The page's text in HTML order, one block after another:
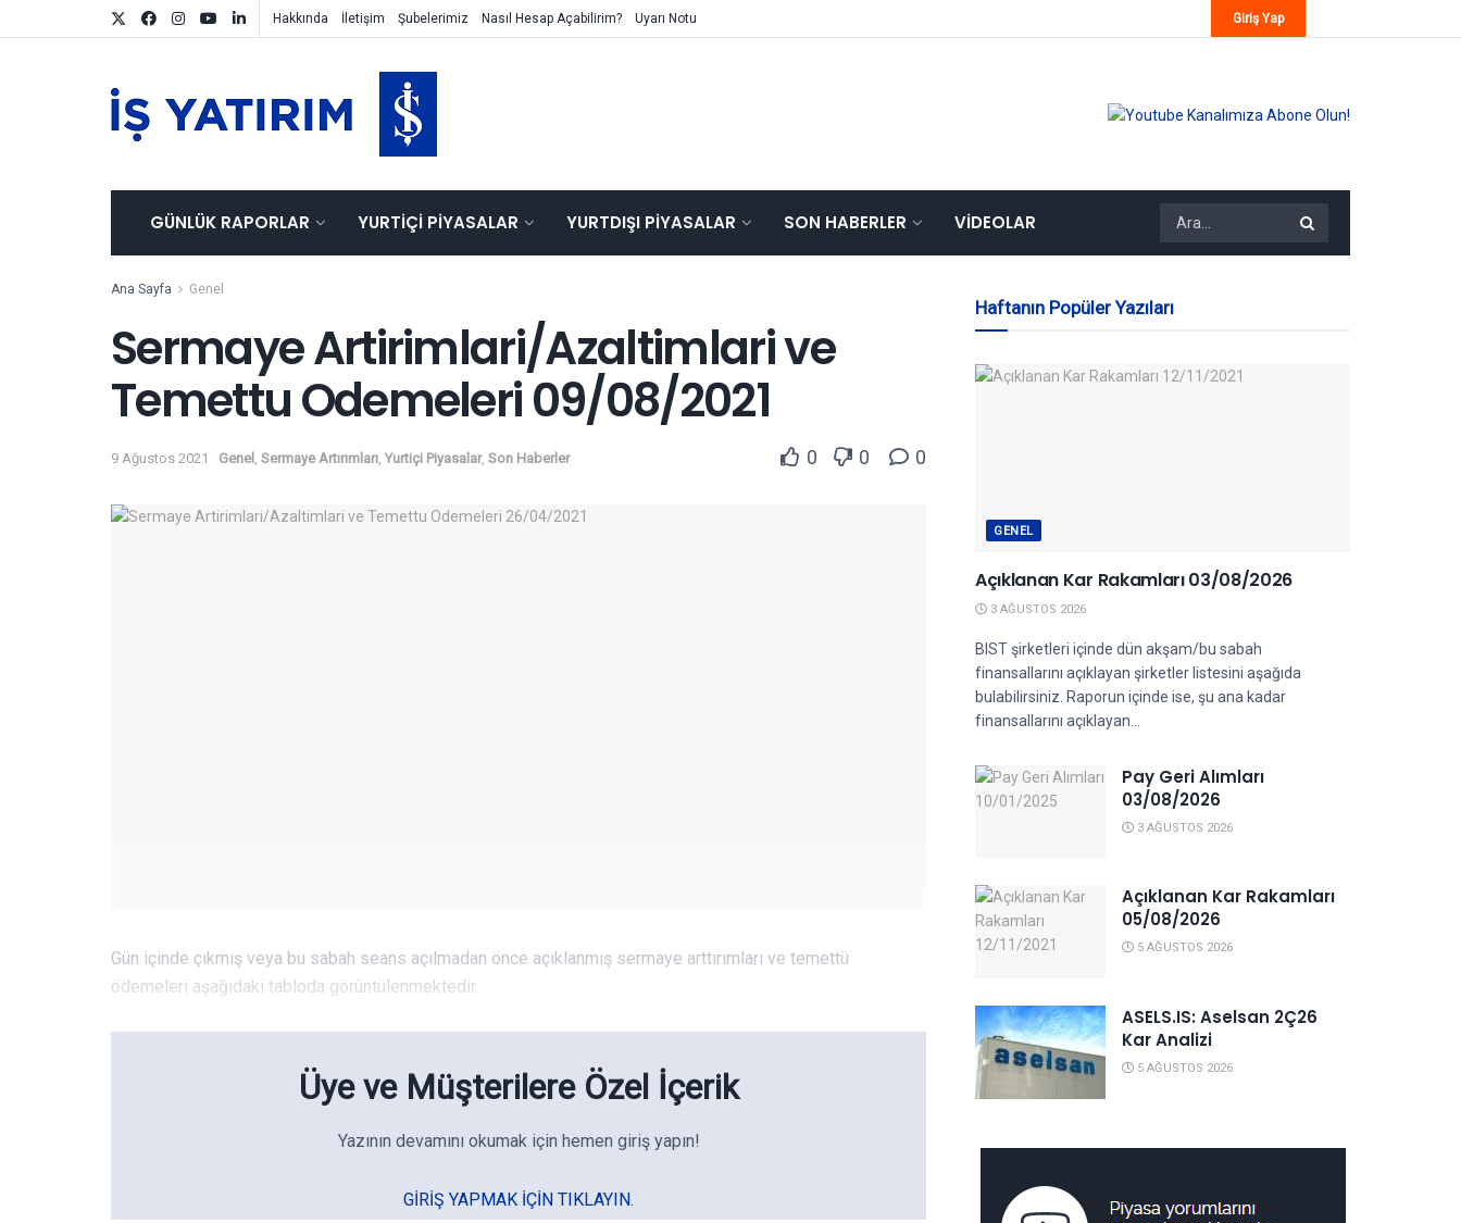
Hakkında İletişim Şubelerimiz Nasıl Hesap Açabilirim? Uyarı Notu Giriş Yap
GÜNLÜK RAPORLAR YURTIÇI PIYASALAR YURTDIŞI PIYASALAR SON HABERLER VIDEOLAR
Ana Sayfa Genel
Sermaye Artirimlari/Azaltimlari ve
Temettu Odemeleri 09/08/2021
9 Ağustos 2021 Genel Sermaye Artırımları Yurtiçi Piyasalar, Son Haberler 0 0 0
Gün içinde çıkmış veya bu sabah seans açılmadan önce açıklanmış sermaye arttırımları ve temettü
ödemeleri aşağıdaki tabloda görüntülenmektedir.
Üye ve Müşterilere Özel İçerik
Yazının devamını okumak için hemen giriş yapın!
GIRIŞ YAPMAK IÇIN TIKLAYIN.
Haftanın Popüler Yazıları
GENEL
Açıklanan Kar Rakamları 03/08/2026
3 AĞUSTOS 2026
BIST şirketleri içinde dün akşam/bu sabah
finansallarını açıklayan şirketler listesini aşağıda
bulabilirsiniz. Raporun içinde ise, şu ana kadar
finansallarını açıklayan...
Pay Geri Alımları
03/08/2026
3 AĞUSTOS 2026
Açıklanan Kar Rakamları
05/08/2026
5 AĞUSTOS 2026
ASELS.IS: Aselsan 2Ç26
Kar Analizi
5 AĞUSTOS 2026